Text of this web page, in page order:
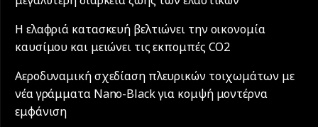
Η ελαφριά κατασκευή βελτιώνει την οικονομία
καυσίμου και μειώνει τις εκπομπές CO2
Αεροδυναμική σχεδίαση πλευρικών τοιχωμάτων με
νέα γράμματα Nano-Black για κομψή μοντέρνα
εμφάνιση